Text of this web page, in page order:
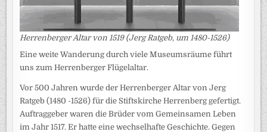
Herrenberger Altar von 1519 (Jerg Ratgeb, um 1480-1526)
Eine weite Wanderung durch viele Museumsräume führt
uns zum Herrenberger Flügelaltar.
Vor 500 Jahren wurde der Herrenberger Altar von Jerg
Ratgeb (1480 -1526) für die Stiftskirche Herrenberg gefertigt.
Auftraggeber waren die Brüder vom Gemeinsamen Leben
im Jahr 1517. Er hatte eine wechselhafte Geschichte. Gegen